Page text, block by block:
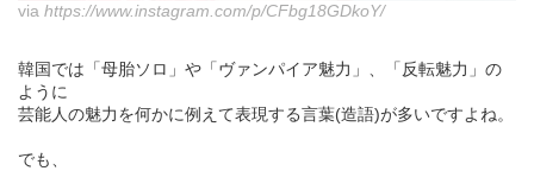
via https://www.instagram.com/p/CFbg18GDkoY/
韓国では「母胎ソロ」や「ヴァンパイア魅力」、「反転魅力」の
ように
芸能人の魅力を何かに例えて表現する言葉(造語)が多いですよね。
でも、